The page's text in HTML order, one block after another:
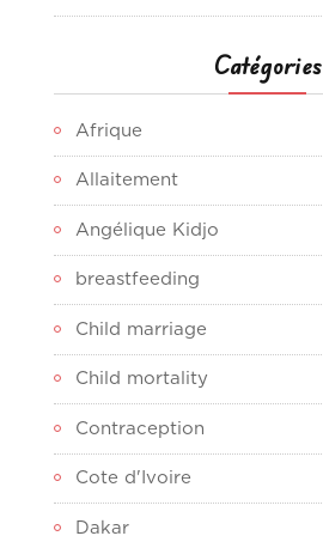
Catégories
Afrique
Allaitement
Angélique Kidjo
breastfeeding
Child marriage
Child mortality
Contraception
Cote d'Ivoire
Dakar